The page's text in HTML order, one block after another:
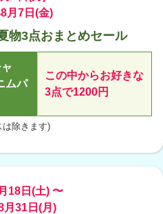
月7日(金)
物3点おまとめセール
ムパ
この中からお好きな
3点で1200円
除きます)
18日(土) 〜
月31日(月)